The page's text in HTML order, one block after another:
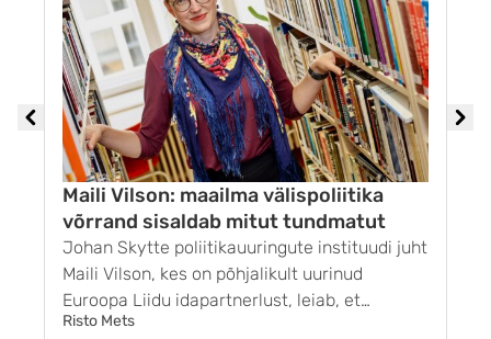
Maili Vilson: maailma välispoliitika
võrrand sisaldab mitut tundmatut
Johan Skytte poliitikauuringute instituudi juht
Maili Vilson, kes on põhjalikult uurinud
Euroopa Liidu idapartnerlust, leiab, et
lääneriigid on euroliidu laienemisest õppinud,
Risto Mets